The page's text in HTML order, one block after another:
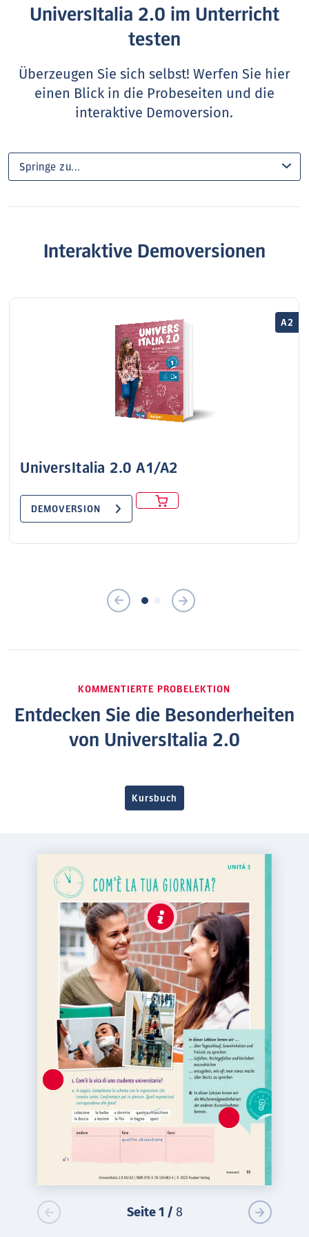
UniversItalia 2.0 im Unterricht
testen
Überzeugen Sie sich selbst! Werfen Sie hier
einen Blick in die Probeseiten und die
interaktive Demoversion.
Interaktive Demoversionen
A2
UniversItalia 2.0 A1/A2
DEMOVERSION
KOMMENTIERTE PROBELEKTION
Entdecken Sie die Besonderheiten
von UniversItalia 2.0
Kursbuch
Seite1 / 8